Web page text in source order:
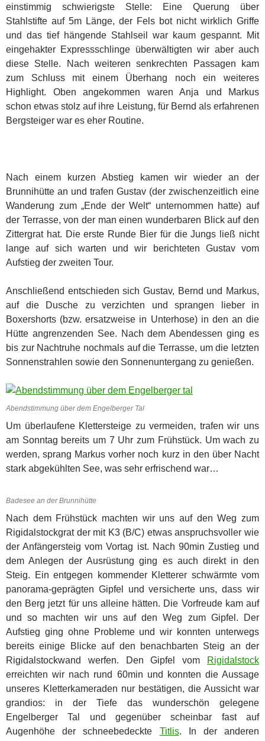
einstimmig schwierigste Stelle: Eine Querung über
Stahlstifte auf 5m Länge, der Fels bot nicht wirklich Griffe
und das tief hängende Stahlseil war kaum gespannt. Mit
eingehakter Expressschlinge überwältigten wir aber auch
diese Stelle. Nach weiteren senkrechten Passagen kam
zum Schluss mit einem Überhang noch ein weiteres
Highlight. Oben angekommen waren Anja und Markus
schon etwas stolz auf ihre Leistung, für Bernd als erfahrenen
Bergsteiger war es eher Routine.
Nach einem kurzen Abstieg kamen wir wieder an der
Brunnihütte an und trafen Gustav (der zwischenzeitlich eine
Wanderung zum „Ende der Welt“ unternommen hatte) auf
der Terrasse, von der man einen wunderbaren Blick auf den
Zittergrat hat. Die erste Runde Bier für die Jungs ließ nicht
lange auf sich warten und wir berichteten Gustav vom
Aufstieg der zweiten Tour.
Anschließend entschieden sich Gustav, Bernd und Markus,
auf die Dusche zu verzichten und sprangen lieber in
Boxershorts (bzw. ersatzweise in Unterhose) in den an die
Hütte angrenzenden See. Nach dem Abendessen ging es
bis zur Nachtruhe nochmals auf die Terrasse, um die letzten
Sonnenstrahlen sowie den Sonnenuntergang zu genießen.
Abendstimmung über dem Engelberger Tal
Um überlaufene Klettersteige zu vermeiden, trafen wir uns
am Sonntag bereits um 7 Uhr zum Frühstück. Um wach zu
werden, sprang Markus vorher noch kurz in den über Nacht
stark abgekühlten See, was sehr erfrischend war…
Badesee an der Brunnihütte
Nach dem Frühstück machten wir uns auf den Weg zum
Rigidalstockgrat der mit K3 (B/C) etwas anspruchsvoller wie
der Anfängersteig vom Vortag ist. Nach 90min Zustieg und
dem Anlegen der Ausrüstung ging es auch direkt in den
Steig. Ein entgegen kommender Kletterer schwärmte vom
panorama-geprägten Gipfel und versicherte uns, dass wir
den Berg jetzt für uns alleine hätten. Die Vorfreude kam auf
und so machten wir uns auf den Weg zum Gipfel. Der
Aufstieg ging ohne Probleme und wir konnten unterwegs
bereits einige Blicke auf den benachbarten Steig an der
Rigidalstockwand werfen. Den Gipfel vom
Rigidalstock
erreichten wir nach rund 60min und konnten die Aussage
unseres Kletterkameraden nur bestätigen, die Aussicht war
grandios: in der Tiefe das wunderschön gelegene
Engelberger Tal und gegenüber scheinbar fast auf
Augenhöhe der schneebedeckte Titlis. In der anderen